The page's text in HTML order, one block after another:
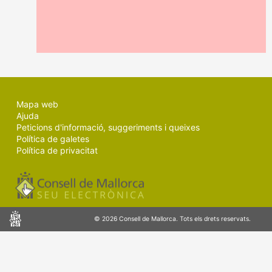
Mapa web
Ajuda
Peticions d'informació, suggeriments i queixes
Política de galetes
Política de privacitat
Consell
© 2026 Consell de Mallorca. Tots els drets reservats.